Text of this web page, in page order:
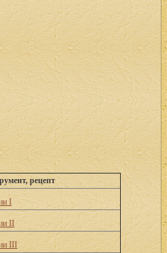
рецепт
I
II
III